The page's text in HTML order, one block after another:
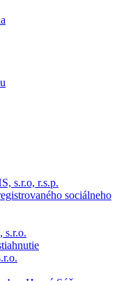
s.r.o, r.s.p.
sociálneho
s.r.o.